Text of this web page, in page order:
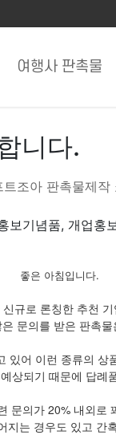
여행사 판촉물
니다.
보기념품, 개업홍
좋은 아침입니다.
규로 론칭한 추천
문의를 받은 판촉
있어 이런 종류의 상
상되기 때문에 답
문의가 20% 내외로
지는 경우도 있고 간